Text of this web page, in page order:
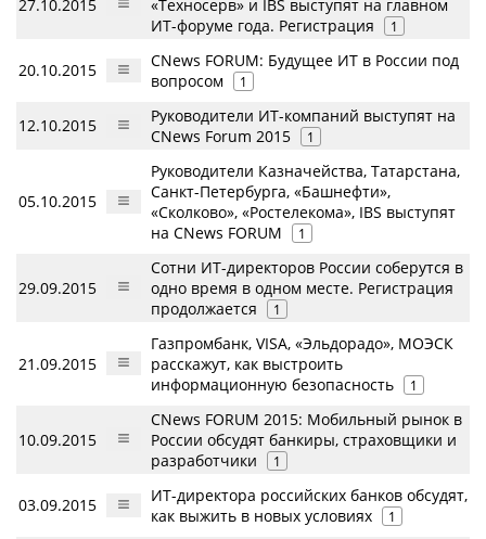
27.10.2015
«Техносерв» и IBS выступят на главном
ИТ-форуме года. Регистрация
1
20.10.2015
CNews FORUM: Будущее ИТ в России под
вопросом
1
12.10.2015
Руководители ИТ-компаний выступят на
CNews Forum 2015
1
05.10.2015
Руководители Казначейства, Татарстана,
Санкт-Петербурга, «Башнефти»,
«Сколково», «Ростелекома», IBS выступят
на CNews FORUM
1
29.09.2015
Сотни ИТ-директоров России соберутся в
одно время в одном месте. Регистрация
продолжается
1
21.09.2015
Газпромбанк, VISA, «Эльдорадо», МОЭСК
расскажут, как выстроить
информационную безопасность
1
10.09.2015
CNews FORUM 2015: Мобильный рынок в
России обсудят банкиры, страховщики и
разработчики
1
03.09.2015
ИТ-директора российских банков обсудят,
как выжить в новых условиях
1